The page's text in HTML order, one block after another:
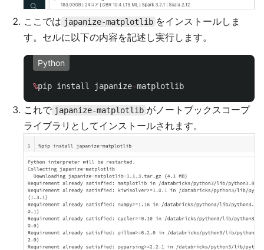
ここでは japanize-matplotlib をインストールしま
す。セルに以下の内容を記述し実行します。
Python
%pip install japanize-matplotlib
これで japanize-matplotlib がノートブックスコープ
ライブラリとしてインストールされます。